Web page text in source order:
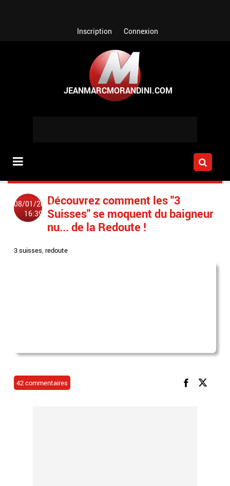
Inscription Connexion
08/01/2012
16:39
Découvrez comment les "3
Suisses" se moquent du baigneur
nu... de la Redoute !
3 suisses,redoute
42 commentaires